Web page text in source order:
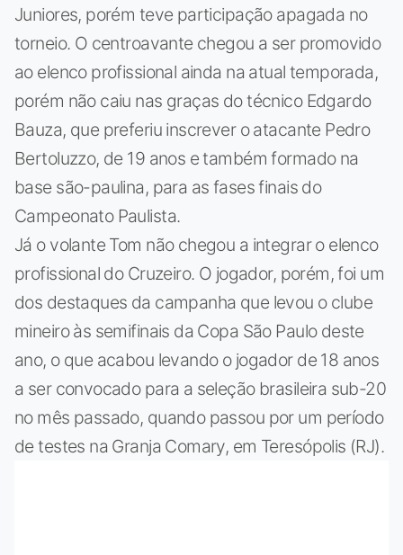
Juniores, porém teve participação apagada no
torneio. O centroavante chegou a ser promovido
ao elenco profissional ainda na atual temporada,
porém não caiu nas graças do técnico Edgardo
Bauza, que preferiu inscrever o atacante Pedro
Bertoluzzo, de 19 anos e também formado na
base são-paulina, para as fases finais do
Campeonato Paulista.
Já o volante Tom não chegou a integrar o elenco
profissional do Cruzeiro. O jogador, porém, foi um
dos destaques da campanha que levou o clube
mineiro às semifinais da Copa São Paulo deste
ano, o que acabou levando o jogador de 18 anos
a ser convocado para a seleção brasileira sub-20
no mês passado, quando passou por um período
de testes na Granja Comary, em Teresópolis (RJ).